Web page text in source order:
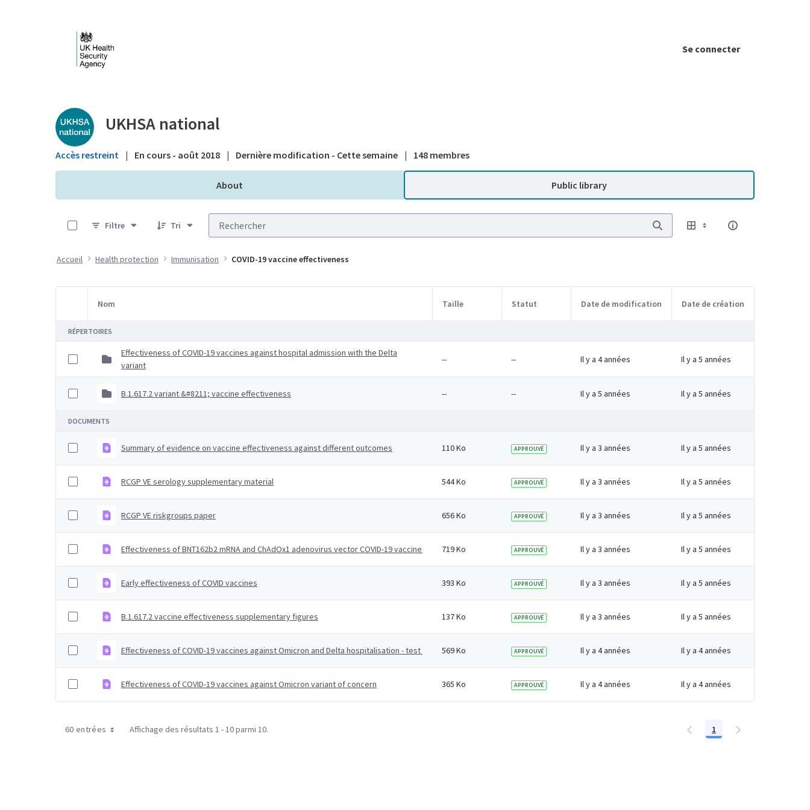
Se connecter
Public library - UKHSA national
UKHSA national
Accès restreint | En cours - août 2018 | Dernière modification - Cette semaine | 148 membres
About Public library
Filtre
Tri
Accueil Health protection Immunisation COVID-19 vaccine effectiveness
Sélection d'article
Nom Taille Statut Date de modification Date de création
RÉPERTOIRES
Effectiveness of COVID-19 vaccines against hospital admission with the Delta
variant
-- -- Il y a 4 années Il y a 5 années
B.1.617.2 variant &#8211; vaccine effectiveness -- -- Il y a 5 années Il y a 5 années
DOCUMENTS
Summary of evidence on vaccine effectiveness against different outcomes 110 Ko APPROUVÉ Il y a 3 années Il y a 5 années
RCGP VE serology supplementary material 544 Ko APPROUVÉ Il y a 3 années Il y a 5 années
RCGP VE riskgroups paper 656 Ko APPROUVÉ Il y a 3 années Il y a 5 années
Effectiveness of BNT162b2 mRNA and ChAdOx1 adenovirus vector COVID-19 vaccines on risk of hospitalisation among older adults in England
719 Ko APPROUVÉ Il y a 3 années Il y a 5 années
Early effectiveness of COVID vaccines 393 Ko APPROUVÉ Il y a 3 années Il y a 5 années
B.1.617.2 vaccine effectiveness supplementary figures 137 Ko APPROUVÉ Il y a 3 années Il y a 5 années
Effectiveness of COVID-19 vaccines against Omicron and Delta hospitalisation - test negative case-control study
569 Ko APPROUVÉ Il y a 4 années Il y a 4 années
Effectiveness of COVID-19 vaccines against Omicron variant of concern 365 Ko APPROUVÉ Il y a 4 années Il y a 4 années
60 entrées Affichage des résultats 1 - 10 parmi 10. Page
1